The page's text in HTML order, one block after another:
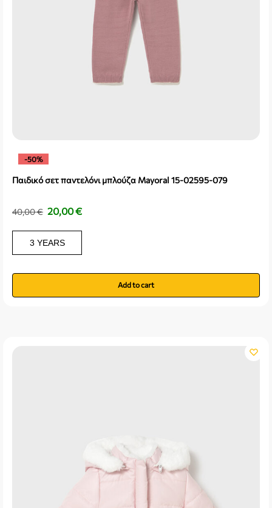
-50%
Παιδικό σετ παντελόνι μπλούζα Mayoral 15-02595-079
40,00€ 20,00€
3 YEARS
Add to cart